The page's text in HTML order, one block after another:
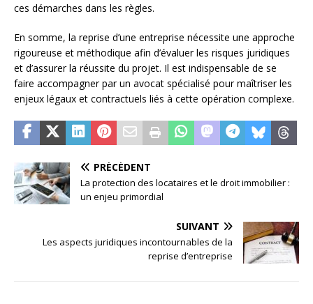
ces démarches dans les règles.
En somme, la reprise d’une entreprise nécessite une approche
rigoureuse et méthodique afin d’évaluer les risques juridiques
et d’assurer la réussite du projet. Il est indispensable de se
faire accompagner par un avocat spécialisé pour maîtriser les
enjeux légaux et contractuels liés à cette opération complexe.
PRÉCÉDENT
La protection des locataires et le droit immobilier :
un enjeu primordial
SUIVANT
Les aspects juridiques incontournables de la
reprise d’entreprise